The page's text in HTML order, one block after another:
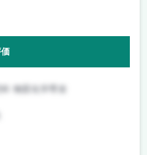
物質化学専攻